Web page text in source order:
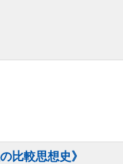
比較思想史》